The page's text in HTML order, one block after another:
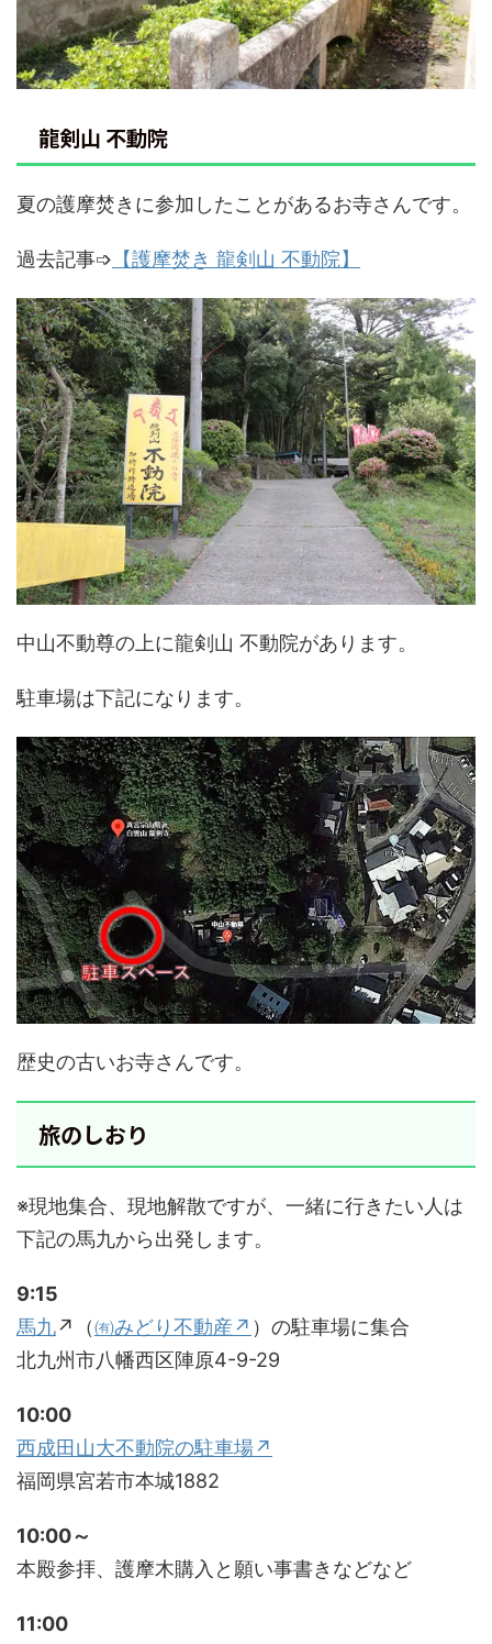
龍剣山 不動院
夏の護摩焚きに参加したことがあるお寺さんです。
過去記事➩ 【護摩焚き 龍剣山 不動院】
中山不動尊の上に龍剣山 不動院があります。
駐車場は下記になります。
歴史の古いお寺さんです。
旅のしおり
※現地集合、現地解散ですが、一緒に行きたい人は
下記の馬九から出発します。
9:15
馬九↗（㈲みどり不動産↗ ）の駐車場に集合
北九州市八幡西区陣原4-9-29
10:00
西成田山大不動院の駐車場↗
福岡県宮若市本城1882
10:00～
本殿参拝、護摩木購入と願い事書きなどなど
11:00